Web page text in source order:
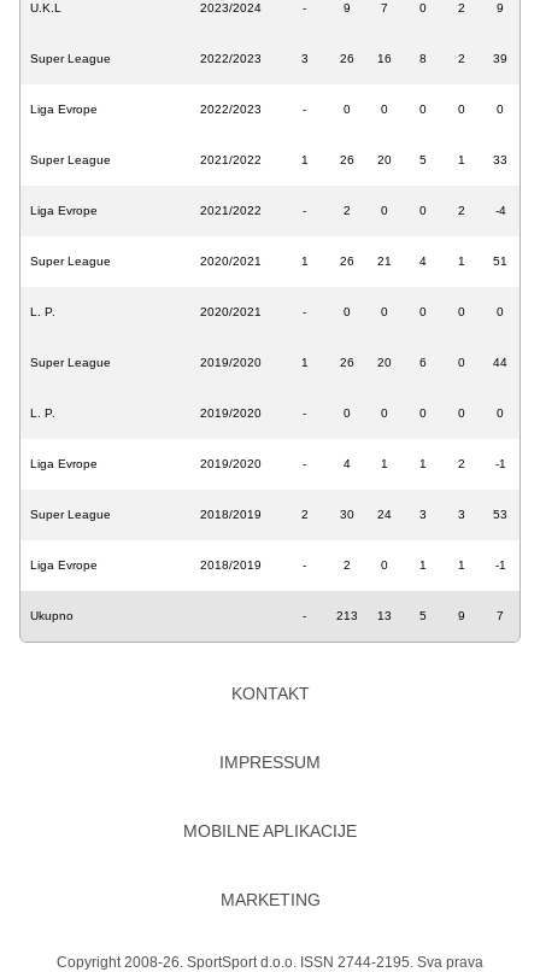
U.K.L 2023/2024 - 9 7 0 2 9
Super League 2022/2023 3 26 16 8 2 39
Liga Evrope 2022/2023 - 0 0 0 0 0
Super League 2021/2022 1 26 20 5 1 33
Liga Evrope 2021/2022 - 2 0 0 2 -4
Super League 2020/2021 1 26 21 4 1 51
L. P. 2020/2021 - 0 0 0 0 0
Super League 2019/2020 1 26 20 6 0 44
L. P. 2019/2020 - 0 0 0 0 0
Liga Evrope 2019/2020 - 4 1 1 2 -1
Super League 2018/2019 2 30 24 3 3 53
Liga Evrope 2018/2019 - 2 0 1 1 -1
Ukupno - 213 13 5 9 7
KONTAKT
IMPRESSUM
MOBILNE APLIKACIJE
MARKETING
Copyright 2008-26. SportSport d.o.o. ISSN 2744-2195. Sva prava